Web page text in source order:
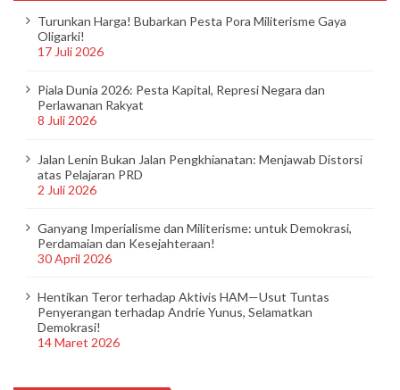
Turunkan Harga! Bubarkan Pesta Pora Militerisme Gaya
Oligarki!
17 Juli 2026
Piala Dunia 2026: Pesta Kapital, Represi Negara dan
Perlawanan Rakyat
8 Juli 2026
Jalan Lenin Bukan Jalan Pengkhianatan: Menjawab Distorsi
atas Pelajaran PRD
2 Juli 2026
Ganyang Imperialisme dan Militerisme: untuk Demokrasi,
Perdamaian dan Kesejahteraan!
30 April 2026
Hentikan Teror terhadap Aktivis HAM—Usut Tuntas
Penyerangan terhadap Andrie Yunus, Selamatkan
Demokrasi!
14 Maret 2026